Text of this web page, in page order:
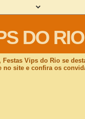
DO RIO
Vips do Rio se
site e confira os